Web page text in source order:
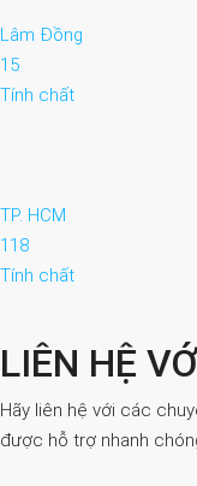
Lâm Đồng
15
Tính chất
TP. HCM
118
Tính chất
LIÊN HỆ
Hãy liên hệ với các
được hỗ trợ nhanh